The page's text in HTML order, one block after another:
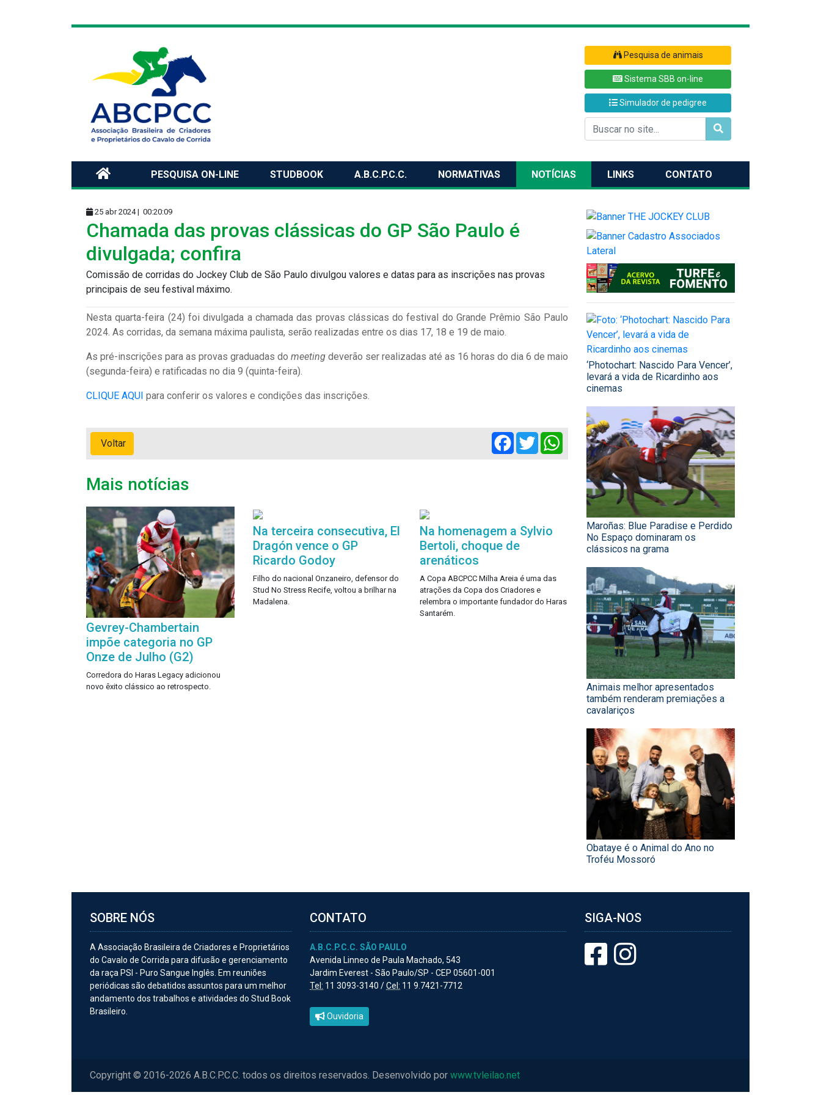
Pesquisa de animais
Sistema SBB on-line
Simulador de pedigree
PESQUISA ON-LINE STUDBOOK A.B.C.P.C.C. NORMATIVAS NOTÍCIAS LINKS CONTATO
25 abr 2024 | 00:20:09
Chamada das provas clássicas do GP São Paulo é
divulgada; confira
Comissão de corridas do Jockey Club de São Paulo divulgou valores e datas para as inscrições nas provas
principais de seu festival máximo.
Nesta quarta-feira (24) foi divulgada a chamada das provas clássicas do festival do Grande Prêmio São Paulo
2024. As corridas, da semana máxima paulista, serão realizadas entre os dias 17, 18 e 19 de maio.
As pré-inscrições para as provas graduadas do meeting deverão ser realizadas até as 16 horas do dia 6 de maio
(segunda-feira) e ratificadas no dia 9 (quinta-feira).
CLIQUE AQUI para conferir os valores e condições das inscrições.
Voltar
Facebook
Twitter WhatsApp
Mais notícias
Gevrey-Chambertain
impõe categoria no GP
Onze de Julho (G2)
Corredora do Haras Legacy adicionou
novo êxito clássico ao retrospecto.
Na terceira consecutiva, El
Dragón vence o GP
Ricardo Godoy
Filho do nacional Onzaneiro, defensor do
Stud No Stress Recife, voltou a brilhar na
Madalena.
Na homenagem a Sylvio
Bertoli, choque de
arenáticos
A Copa ABCPCC Milha Areia é uma das
atrações da Copa dos Criadores e
relembra o importante fundador do Haras
Santarém.
‘Photochart: Nascido Para Vencer’,
levará a vida de Ricardinho aos
cinemas
Maroñas: Blue Paradise e Perdido
No Espaço dominaram os
clássicos na grama
Animais melhor apresentados
também renderam premiações a
cavalariços
Obataye é o Animal do Ano no
Troféu Mossoró
SOBRE NÓS
A Associação Brasileira de Criadores e Proprietários
do Cavalo de Corrida para difusão e gerenciamento
da raça PSI - Puro Sangue Inglês. Em reuniões
periódicas são debatidos assuntos para um melhor
andamento dos trabalhos e atividades do Stud Book
Brasileiro.
CONTATO
A.B.C.P.C.C. SÃO PAULO
Avenida Linneo de Paula Machado, 543
Jardim Everest - São Paulo/SP - CEP 05601-001
Tel: 11 3093-3140 /Cel: 11 9.7421-7712
Ouvidoria
SIGA-NOS
Copyright © 2016-2026 A.B.C.P.C.C. todos os direitos reservados. Desenvolvido por www.tvleilao.net